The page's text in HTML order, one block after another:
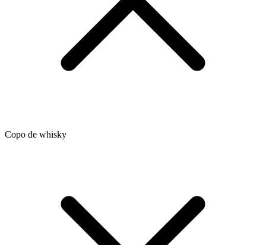
Copo de whisky